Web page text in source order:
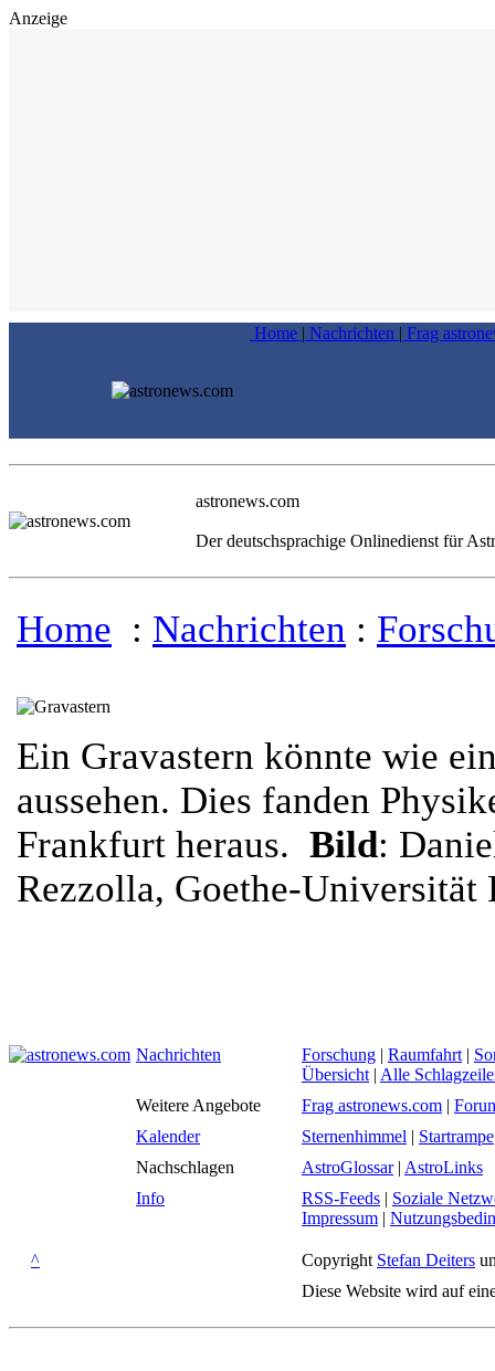
Anzeige
Home | Nachrichten | Frag
astronews.com
Der deutschsprachige Onlinedienst für
Home : Nachrichten :
Ein Gravastern könnte wie
aussehen. Dies fanden
Frankfurt heraus. Bild:
Rezzolla, Goethe-Universität
Nachrichten Forschung | Raumfahrt |
Übersicht | Alle
Weitere Angebote
Frag astronews.com |
Kalender
Sternenhimmel | Startrampe
Nachschlagen
AstroGlossar| AstroLinks
Info
RSS-Feeds | Soziale
Impressum |
^ Copyright Stefan Deiters
Diese Website wird auf